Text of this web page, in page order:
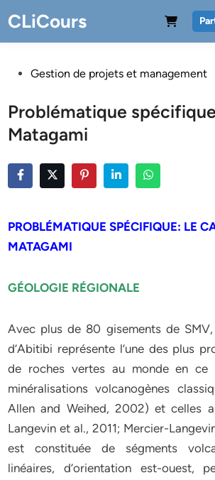
to
content
CLiCours
PostedGestion de projets et management
Problématique
Matagami
PROBLÉMATIQUE SPÉCIFIQUE: LE
MATAGAMI
GÉOLOGIE RÉGIONALE
Avec plus de 80 gisements de
d’Abitibi représente l’une des plus
de roches vertes au monde en ce
minéralisations volcanogènes
Allen and Weihed, 2002) et celles
Langevin et al., 2011; Mercier-
est constituée de ségments
linéaires, d’orientation est-ouest,